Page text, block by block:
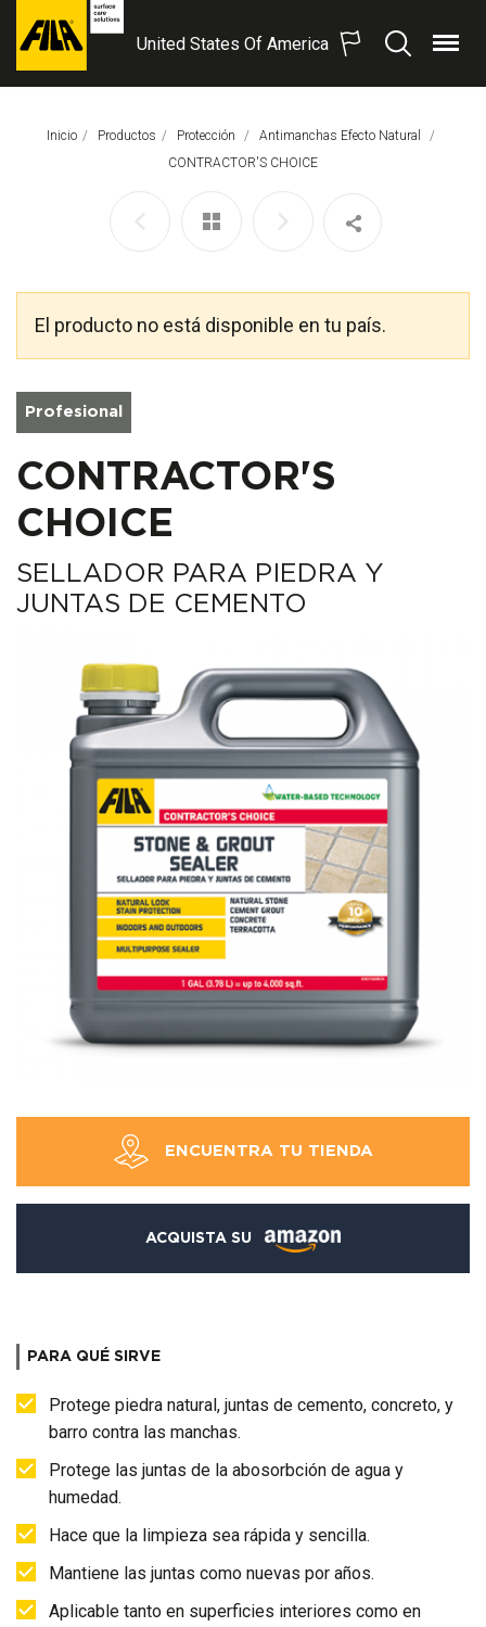
FILA
S.p.A.
United States Of America
BuscarMenú
Inicio Productos Protección
Antimanchas Efecto Natural
Página Actual:
CONTRACTOR'S CHOICE
El producto no está disponible en tu país.
Profesional
CONTRACTOR'S
CHOICE
SELLADOR PARA PIEDRA Y
JUNTAS DE CEMENTO
ENCUENTRA TU TIENDA
ACQUISTA SU
PARA QUÉ SIRVE
Protege piedra natural, juntas de cemento, concreto, y
barro contra las manchas.
Protege las juntas de la abosorbción de agua y
humedad.
Hace que la limpieza sea rápida y sencilla.
Mantiene las juntas como nuevas por años.
Aplicable tanto en superficies interiores como en